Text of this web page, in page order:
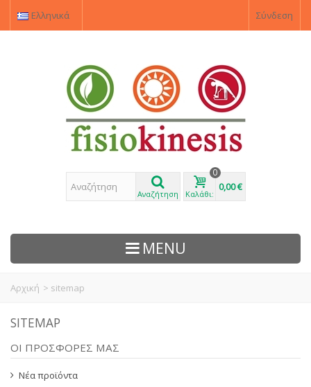
Ελληνικά Σύνδεση
Αναζήτηση Καλάθι:
0
0,00 €
MENU
ΥΠΗΡΕΣΊΕΣ
BLOG
Αρχική > sitemap
SITEMAP
ΟΙ ΠΡΟΣΦΟΡΈΣ ΜΑΣ
Νέα προϊόντα